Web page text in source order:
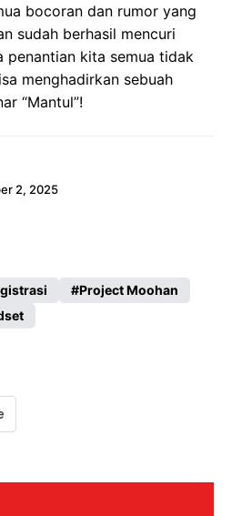
bocoran dan rumor yang
sudah berhasil mencuri
penantian kita semua tidak
menghadirkan sebuah
“Mantul”!
2, 2025
Project Moohan